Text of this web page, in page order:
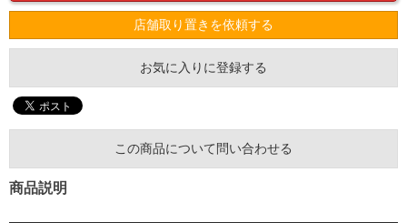
店舗取り置きを依頼する
お気に入りに登録する
この商品について問い合わせる
商品説明